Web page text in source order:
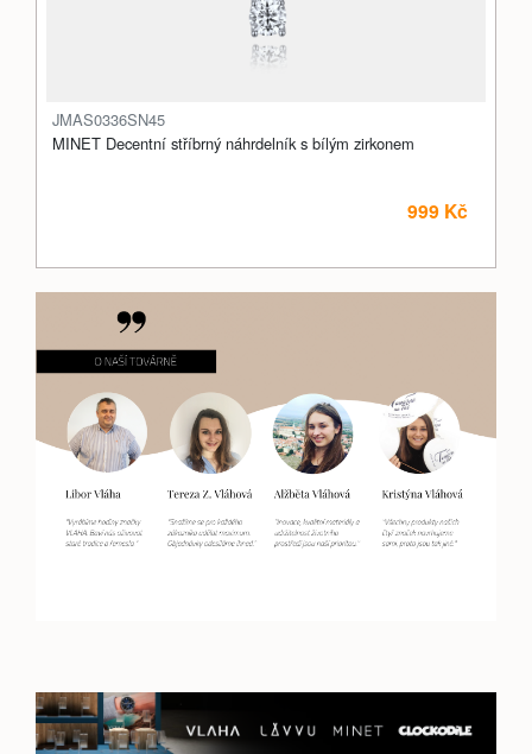
JMAS0336SN45
MINET Decentní stříbrný náhrdelník s bílým zirkonem
999 Kč